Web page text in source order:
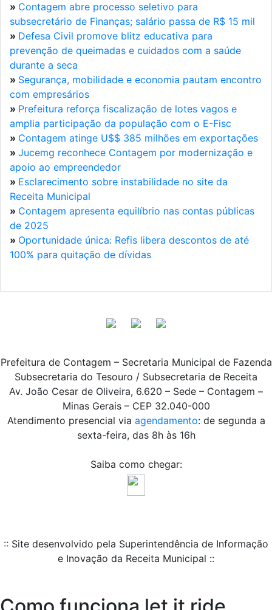
» Contagem abre processo seletivo para
subsecretário de Finanças; salário passa de R$ 15 mil
» Defesa Civil promove blitz educativa para
prevenção de queimadas e cuidados com a saúde
durante a seca
» Segurança, mobilidade e economia pautam encontro
com empresários
» Prefeitura reforça fiscalização de lotes vagos e
amplia participação da população com o E-Fisc
» Contagem atinge U$$ 385 milhões em exportações
» Jucemg reconhece Contagem por modernização e
apoio ao empreendedor
» Esclarecimento sobre instabilidade no site da
Receita Municipal
» Contagem apresenta equilíbrio nas contas públicas
de 2025
» Oportunidade única: Refis libera descontos de até
100% para quitação de dívidas
Prefeitura de Contagem – Secretaria Municipal de Fazenda
Subsecretaria do Tesouro / Subsecretaria de Receita
Av. João Cesar de Oliveira, 6.620 – Sede – Contagem –
Minas Gerais – CEP 32.040-000
Atendimento presencial via agendamento: de segunda a
sexta-feira, das 8h às 16h
Saiba como chegar:
:: Site desenvolvido pela Superintendência de Informação
e Inovação da Receita Municipal ::